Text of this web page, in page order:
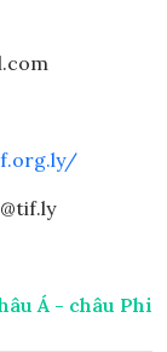
Á - châu Phi